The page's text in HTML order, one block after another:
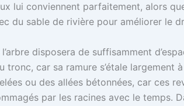
lui conviennent parfaitement, alors
du sable de rivière pour améliorer le
disposera de suffisamment
tronc, car sa ramure s’étale
ou des allées bétonnées, car ces
par les racines avec le temps.